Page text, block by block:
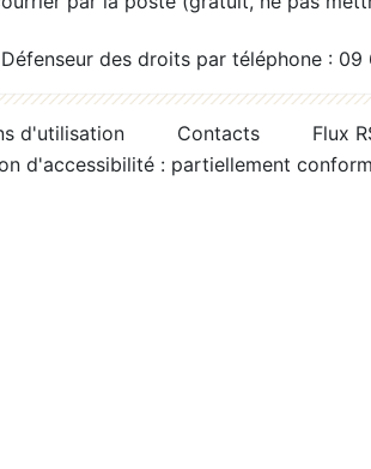
des droits par téléphone :
d'utilisation Contacts
Flux
d'accessibilité : partiellement